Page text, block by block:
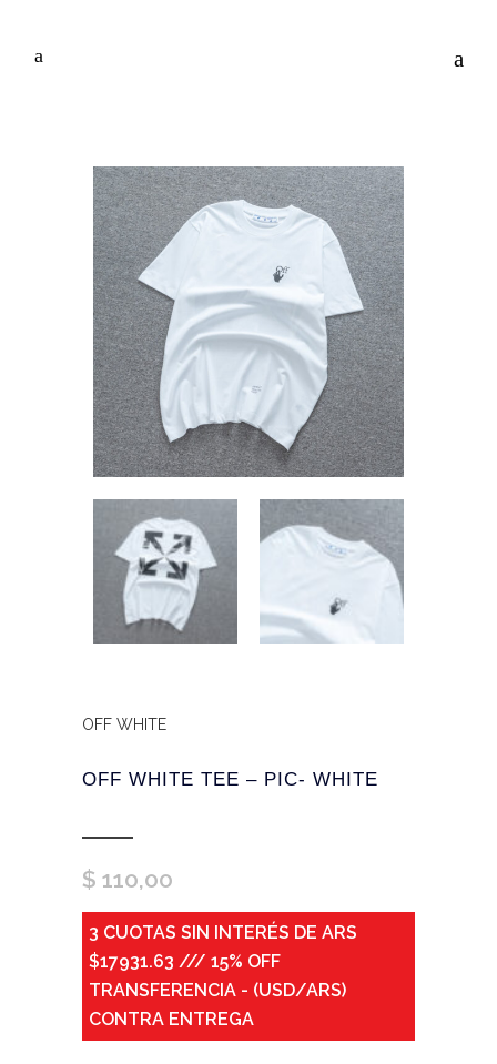
OFF WHITE
OFF WHITE TEE – PIC- WHITE
$ 110,00
3 CUOTAS SIN INTERÉS DE ARS
$17931.63 /// 15% OFF
TRANSFERENCIA - (USD/ARS)
CONTRA ENTREGA